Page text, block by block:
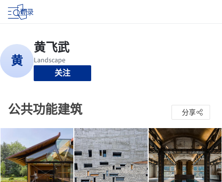
登录
关注
公共功能建筑 分享